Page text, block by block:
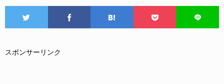
スポンサーリンク